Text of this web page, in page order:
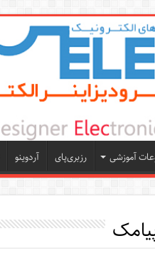
آموزشی رزبری‌پای آردوینو